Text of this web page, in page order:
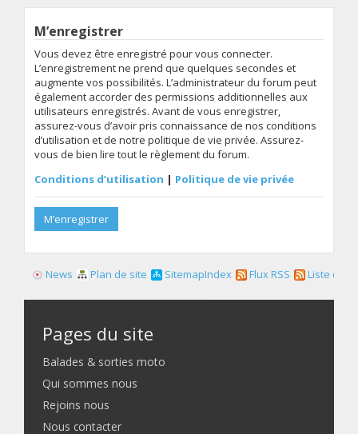
M’enregistrer
Vous devez être enregistré pour vous connecter.
L’enregistrement ne prend que quelques secondes et
augmente vos possibilités. L’administrateur du forum peut
également accorder des permissions additionnelles aux
utilisateurs enregistrés. Avant de vous enregistrer,
assurez-vous d’avoir pris connaissance de nos conditions
d’utilisation et de notre politique de vie privée. Assurez-
vous de bien lire tout le règlement du forum.
Conditions d’utilisation | Politique de vie privée
M’enregistrer
News Plan de site SitemapIndex Flux RSS Liste des
Pages du site
Balades & sorties moto
Qui sommes nous
Rejoins nous
Nous contacter